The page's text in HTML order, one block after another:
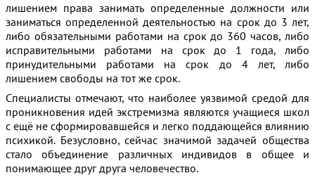
лишением права занимать определенные должности или
заниматься определенной деятельностью на срок до 3 лет,
либо обязательными работами на срок до 360 часов, либо
исправительными работами на срок до 1 года, либо
принудительными работами на срок до 4 лет, либо
лишением свободы на тот же срок.
Специалисты отмечают, что наиболее уязвимой средой для
проникновения идей экстремизма являются учащиеся школ
с ещё не сформировавшейся и легко поддающейся влиянию
психикой. Безусловно, сейчас значимой задачей общества
стало объединение различных индивидов в общее и
понимающее друг друга человечество.